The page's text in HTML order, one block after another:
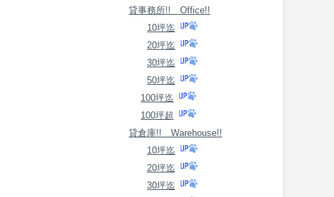
貸事務所!! Office!!
10坪迄
20坪迄
30坪迄
50坪迄
100坪迄
100坪超
貸倉庫!! Warehouse!!
10坪迄
20坪迄
30坪迄